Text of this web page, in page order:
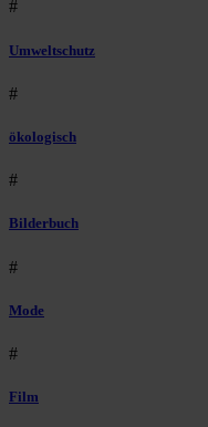
#
Umweltschutz
#
ökologisch
#
Bilderbuch
#
Mode
#
Film